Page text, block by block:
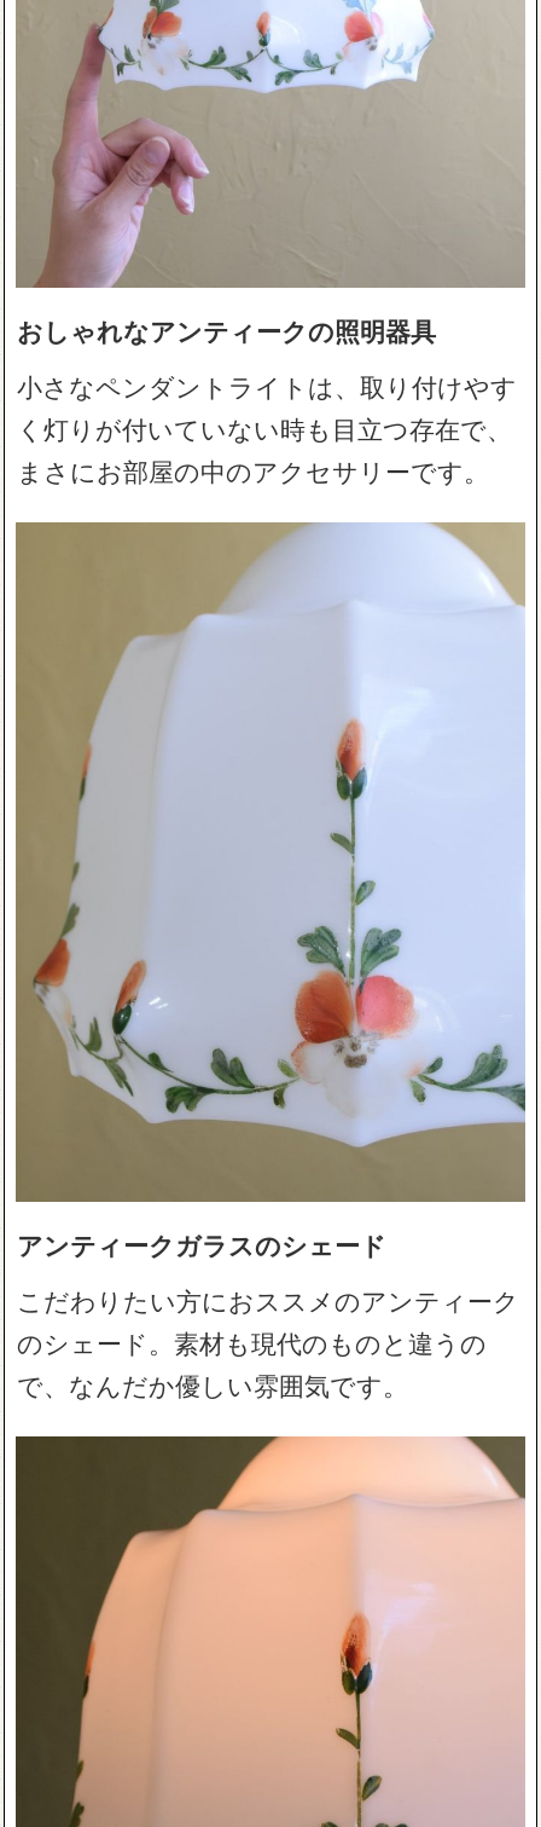
おしゃれなアンティークの照明器具
小さなペンダントライトは、取り付けやす
く灯りが付いていない時も目立つ存在で、
まさにお部屋の中のアクセサリーです。
アンティークガラスのシェード
こだわりたい方におススメのアンティーク
のシェード。素材も現代のものと違うの
で、なんだか優しい雰囲気です。